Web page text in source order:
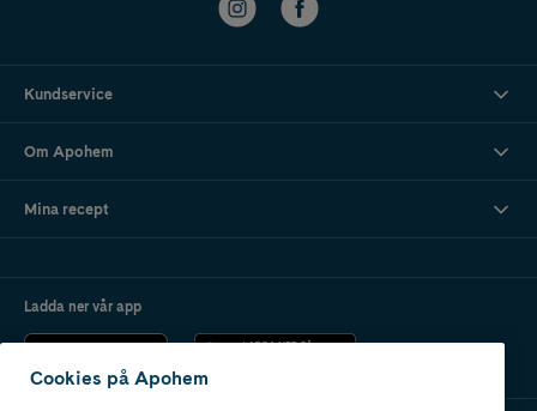
Kundservice
Om Apohem
Mina recept
Ladda ner vår app
Cookies på Apohem